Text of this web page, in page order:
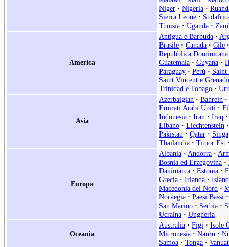
Niger · Nigeria ·
Sierra Leone ·
Tunisia · Uganda ·
America
Antigua e Barbuda ·
Brasile · Canada · Cile ·
Repubblica Dominicana
Guatemala · Guyana ·
Paraguay · Perù ·
Saint Vincent e
Trinidad e Tobago ·
Asia
Azerbaigian · Bahrein ·
Emirati Arabi Uniti ·
Indonesia · Iran · Iraq ·
Libano · Liechtenstein ·
Pakistan · Qatar ·
Thailandia · Timor Est
Europa
Albania · Andorra ·
Bosnia ed Erzegovina ·
Danimarca · Estonia ·
Grecia · Irlanda ·
Macedonia del Nord ·
Norvegia · Paesi Bassi ·
San Marino · Serbia ·
Ucraina · Ungheria
Oceania
Australia · Figi · Isole
Micronesia · Nauru ·
Samoa · Tonga ·